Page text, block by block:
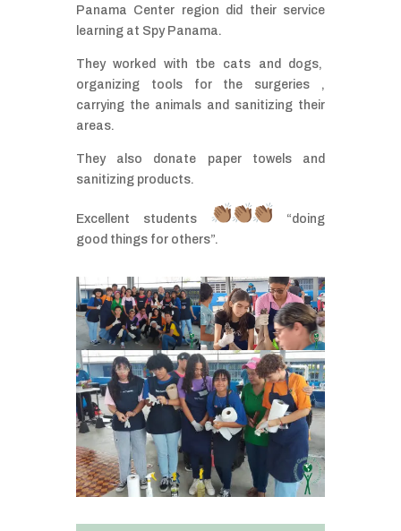
Panama Center region did their service
learning at Spy Panama.
They worked with tbe cats and dogs,
organizing tools for the surgeries ,
carrying the animals and sanitizing their
areas.
They also donate paper towels and
sanitizing products.
Excellent students
“doing
good things for others”.